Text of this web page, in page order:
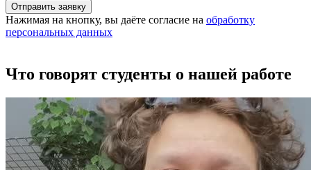
Отправить заявку
Нажимая на кнопку, вы даёте согласие на обработку
персональных данных
Что говорят студенты о нашей работе